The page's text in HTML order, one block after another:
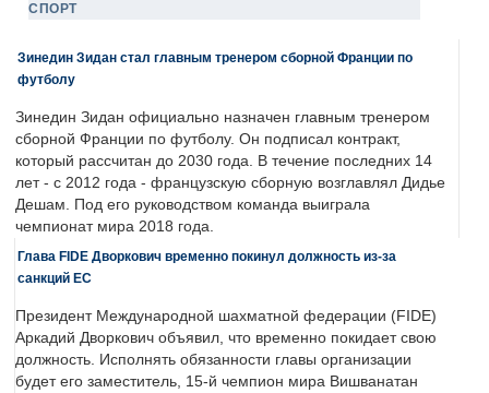
СПОРТ
Зинедин Зидан стал главным тренером сборной Франции по
футболу
Зинедин Зидан официально назначен главным тренером
сборной Франции по футболу. Он подписал контракт,
который рассчитан до 2030 года. В течение последних 14
лет - с 2012 года - французскую сборную возглавлял Дидье
Дешам. Под его руководством команда выиграла
чемпионат мира 2018 года.
Глава FIDE Дворкович временно покинул должность из-за
санкций ЕС
Президент Международной шахматной федерации (FIDE)
Аркадий Дворкович объявил, что временно покидает свою
должность. Исполнять обязанности главы организации
будет его заместитель, 15-й чемпион мира Вишванатан